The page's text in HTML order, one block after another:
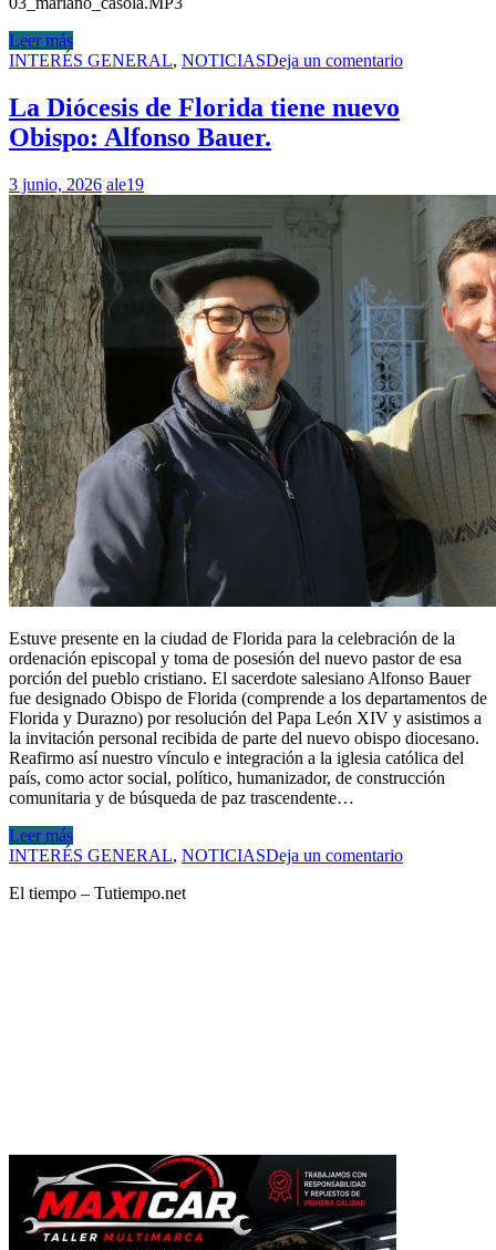
Leer más
INTERÉS GENERAL, NOTICIASDeja un comentario
La Diócesis de Florida tiene nuevo
Obispo: Alfonso Bauer.
3 junio, 2026 ale19
Estuve presente en la ciudad de Florida para la celebración de la
ordenación episcopal y toma de posesión del nuevo pastor de esa
porción del pueblo cristiano. El sacerdote salesiano Alfonso Bauer
fue designado Obispo de Florida (comprende a los departamentos de
Florida y Durazno) por resolución del Papa León XIV y asistimos a
la invitación personal recibida de parte del nuevo obispo diocesano.
Reafirmo así nuestro vínculo e integración a la iglesia católica del
país, como actor social, político, humanizador, de construcción
comunitaria y de búsqueda de paz trascendente…
Leer más
INTERÉS GENERAL, NOTICIASDeja un comentario
El tiempo – Tutiempo.net